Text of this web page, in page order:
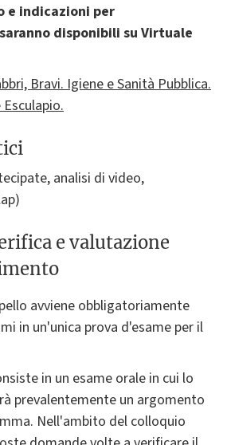
e indicazioni per
disponibili su Virtuale
Bravi. Igiene e Sanità Pubblica.
analisi di video,
e valutazione
avviene obbligatoriamente
in un'unica prova d'esame per il
in un esame orale in cui lo
prevalentemente un argomento
Nell'ambito del colloquio